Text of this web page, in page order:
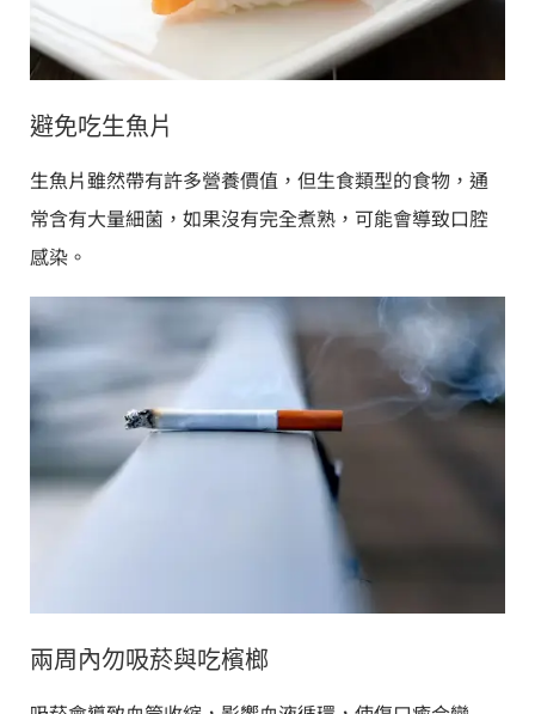
避免吃生魚片
生魚片雖然帶有許多營養價值，但生食類型的食物，通
常含有大量細菌，如果沒有完全煮熟，可能會導致口腔
感染。
兩周內勿吸菸與吃檳榔